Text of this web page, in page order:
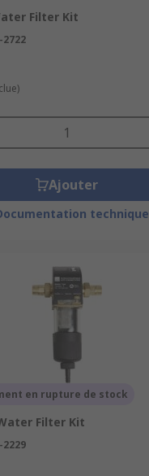
Filter Kit
2722
Ajouter
technique
en rupture de stock
Filter Kit
2229